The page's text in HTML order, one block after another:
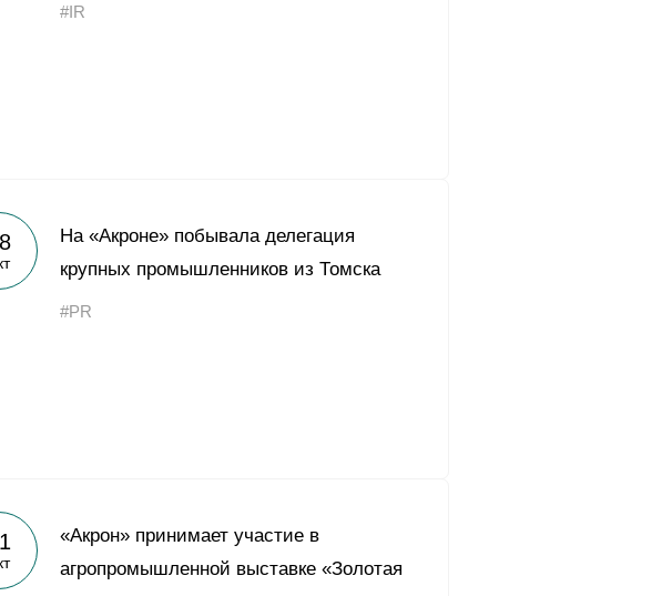
#IR
На «Акроне» побывала делегация
крупных промышленников из Томска
#PR
«Акрон» принимает участие в
агропромышленной выставке «Золотая